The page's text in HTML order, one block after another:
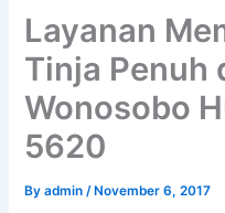
Layanan
Tinja Penuh
Wonosobo
5620
Byadmin/ November 6, 2017